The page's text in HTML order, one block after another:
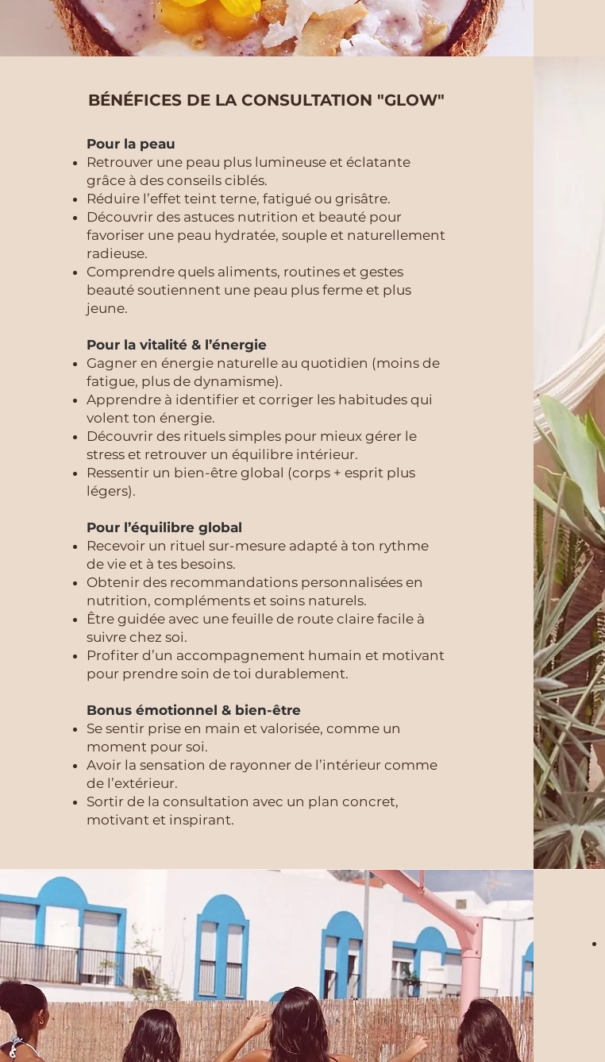
BÉNÉFICES DE LA CONSULTATION "GLOW"
Pour la peau
Retrouver une peau plus lumineuse et éclatante
grâce à des conseils ciblés.
Réduire l’effet teint terne, fatigué ou grisâtre.
Découvrir des astuces nutrition et beauté pour
favoriser une peau hydratée, souple et naturellement
radieuse.
Comprendre quels aliments, routines et gestes
beauté soutiennent une peau plus ferme et plus
jeune.
Pour la vitalité & l’énergie
Gagner en énergie naturelle au quotidien (moins de
fatigue, plus de dynamisme).
Apprendre à identifier et corriger les habitudes qui
volent ton énergie.
Découvrir des rituels simples pour mieux gérer le
stress et retrouver un équilibre intérieur.
Ressentir un bien-être global (corps + esprit plus
légers).
Pour l’équilibre global
Recevoir un rituel sur-mesure adapté à ton rythme
de vie et à tes besoins.
Obtenir des recommandations personnalisées en
nutrition, compléments et soins naturels.
Être guidée avec une feuille de route claire facile à
suivre chez soi.
Profiter d’un accompagnement humain et motivant
pour prendre soin de toi durablement.
Bonus émotionnel & bien-être
Se sentir prise en main et valorisée, comme un
moment pour soi.
Avoir la sensation de rayonner de l’intérieur comme
de l’extérieur.
Sortir de la consultation avec un plan concret,
motivant et inspirant.